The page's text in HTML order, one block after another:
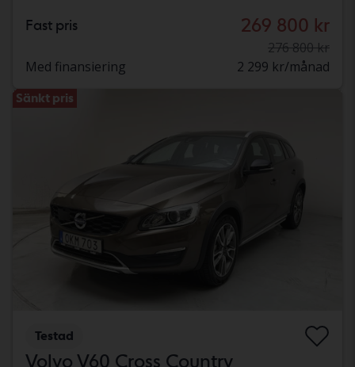
Fast pris 269 800 kr
276 800 kr
Med finansiering
2 299 kr/månad
Sänkt pris
Testad
Volvo V60 Cross Country